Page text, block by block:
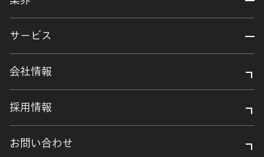
サービス
会社情報
採用情報
お問い合わせ